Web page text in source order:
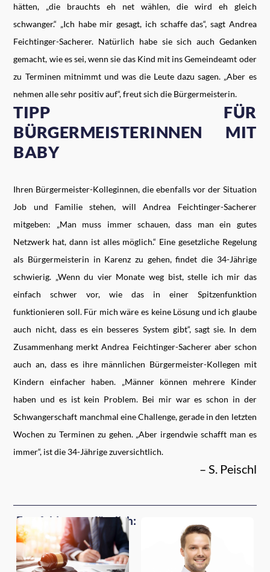
hätten, „die brauchts eh net wählen, die wird eh gleich
schwanger.“ „Ich habe mir gesagt, ich schaffe das“, sagt Andrea
Feichtinger-Sacherer. Natürlich habe sie sich auch Gedanken
gemacht, wie es sei, wenn sie das Kind mit ins Gemeindeamt oder
zu Terminen mitnimmt und was die Leute dazu sagen. „Aber es
nehmen alle sehr positiv auf“, freut sich die Bürgermeisterin.
TIPP FÜR
BÜRGERMEISTERINNEN MIT
BABY
Ihren Bürgermeister-Kolleginnen, die ebenfalls vor der Situation
Job und Familie stehen, will Andrea Feichtinger-Sacherer
mitgeben: „Man muss immer schauen, dass man ein gutes
Netzwerk hat, dann ist alles möglich.“ Eine gesetzliche Regelung
als Bürgermeisterin in Karenz zu gehen, findet die 34-Jährige
schwierig. „Wenn du vier Monate weg bist, stelle ich mir das
einfach schwer vor, wie das in einer Spitzenfunktion
funktionieren soll. Für mich wäre es keine Lösung und ich glaube
auch nicht, dass es ein besseres System gibt“, sagt sie. In dem
Zusammenhang merkt Andrea Feichtinger-Sacherer aber schon
auch an, dass es ihre männlichen Bürgermeister-Kollegen mit
Kindern einfacher haben. „Männer können mehrere Kinder
haben und es ist kein Problem. Bei mir war es schon in der
Schwangerschaft manchmal eine Challenge, gerade in den letzten
Wochen zu Terminen zu gehen. „Aber irgendwie schafft man es
immer“, ist die 34-Jährige zuversichtlich.
– S. Peischl
Empfehlungen für dich: